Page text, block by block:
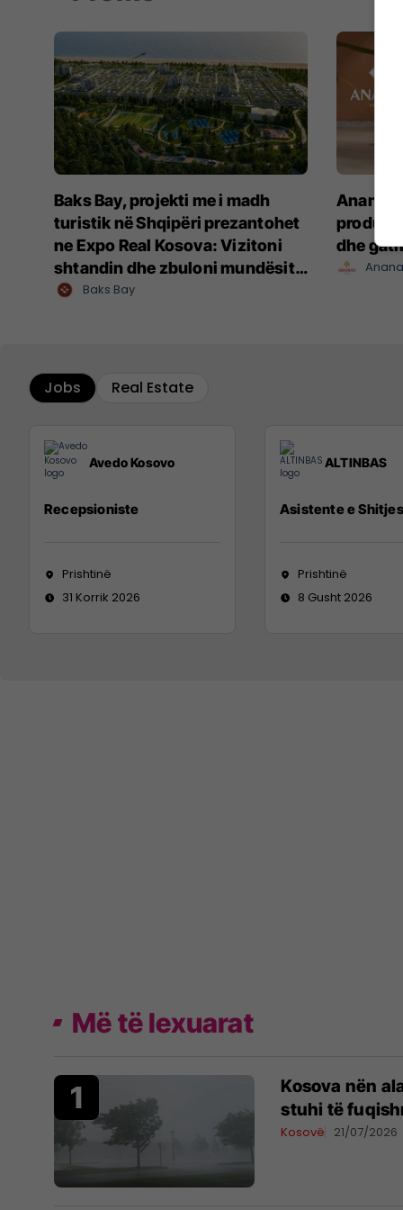
Baks Bay, projekti me i madh
turistik në Shqipëri prezantohet
ne Expo Real Kosova: Vizitoni
shtandin dhe zbuloni mundësitë
e investimit
Baks Bay
Ananas
dhe
Jobs Real Estate
Avedo Kosovo
Recepsioniste
Prishtinë
31 Korrik 2026
ALTINBAS
Asistente e Shitjes
Prishtinë
8 Gusht 2026
Më të lexuarat
Kosova nën
stuhi të
Kosovë 21/07/2026